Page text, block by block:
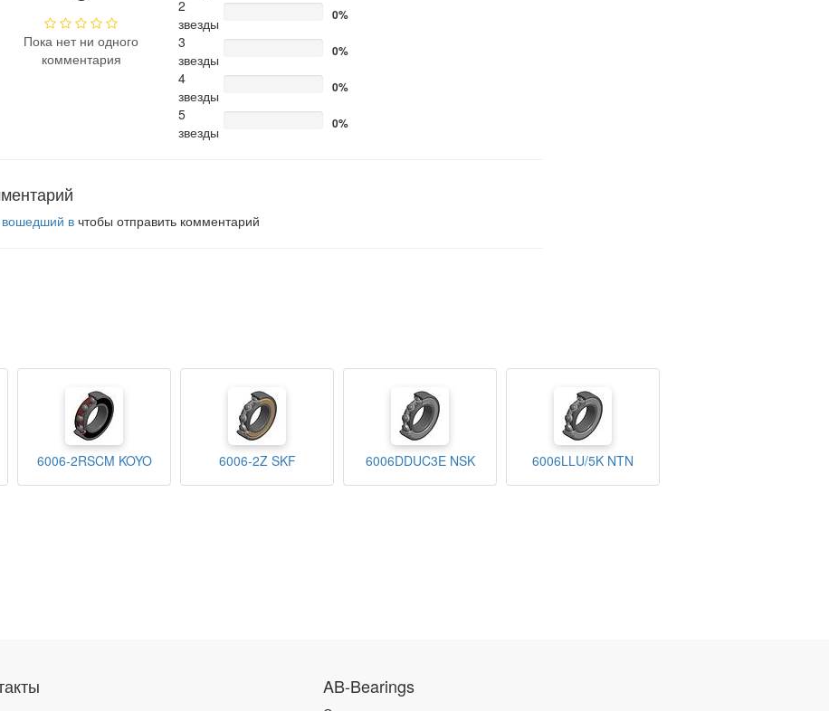
Пока нет ни одного
комментария
2
звезды
0%
3
звезды
0%
4
звезды
0%
5
звезды
0%
вошедший в чтобы отправить комментарий
6006-2RSCM KOYO 6006-2Z SKF 6006DDUC3E NSK 6006LLU/5K NTN
AB-Bearings